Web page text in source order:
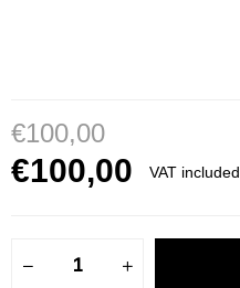
€100,00
VAT included
€100,00